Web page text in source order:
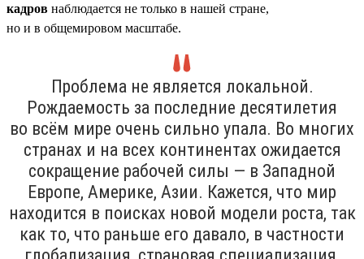
кадров наблюдается не только в нашей стране,
но и в общемировом масштабе.
Проблема не является локальной.
Рождаемость за последние десятилетия
во всём мире очень сильно упала. Во многих
странах и на всех континентах ожидается
сокращение рабочей силы — в Западной
Европе, Америке, Азии. Кажется, что мир
находится в поисках новой модели роста, так
как то, что раньше его давало, в частности